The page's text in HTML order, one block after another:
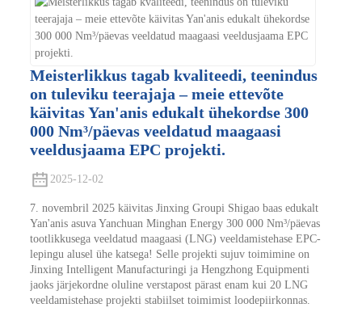
Meisterlikkus tagab kvaliteedi, teenindus
on tuleviku teerajaja – meie ettevõte
käivitas Yan'anis edukalt ühekordse 300
000 Nm³/päevas veeldatud maagaasi
veeldusjaama EPC projekti.
2025-12-02
7. novembril 2025 käivitas Jinxing Groupi Shigao baas edukalt
Yan'anis asuva Yanchuan Minghan Energy 300 000 Nm³/päevas
tootlikkusega veeldatud maagaasi (LNG) veeldamistehase EPC-
lepingu alusel ühe katsega! Selle projekti sujuv toimimine on
Jinxing Intelligent Manufacturingi ja Hengzhong Equipmenti
jaoks järjekordne oluline verstapost pärast enam kui 20 LNG
veeldamistehase projekti stabiilset toimimist loodepiirkonnas.